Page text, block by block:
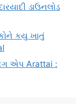
ડાઉનલોડ
કયુ ખાતું
એપ Arattai :